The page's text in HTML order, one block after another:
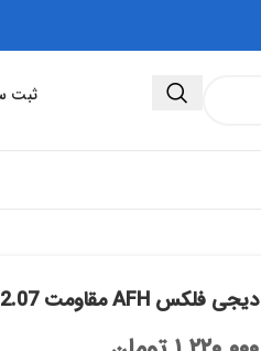
ثبت
ديجی فلکس AFH مقاومت 2.07 کیلوگرم